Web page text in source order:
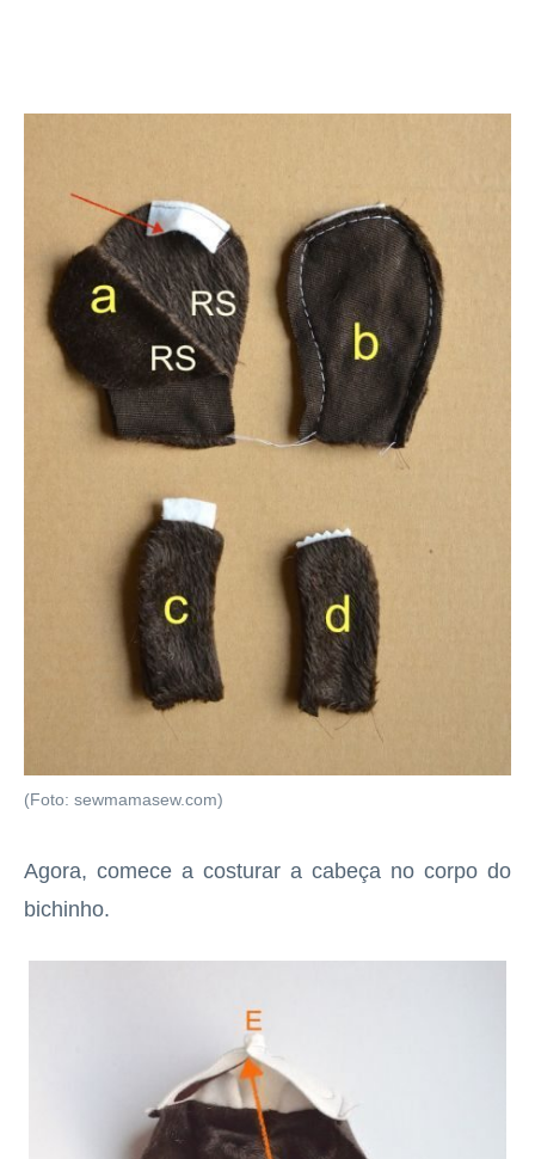
(Foto: sewmamasew.com)
Agora, comece a costurar a cabeça no corpo do
bichinho.